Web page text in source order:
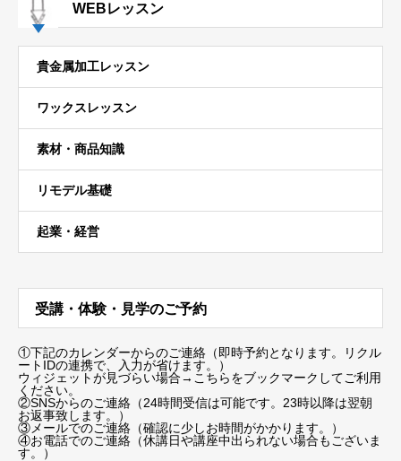
WEBレッスン
貴金属加工レッスン
ワックスレッスン
素材・商品知識
リモデル基礎
起業・経営
受講・体験・見学のご予約
①下記のカレンダーからのご連絡（即時予約となります。リクル
ートIDの連携で、入力が省けます。）
ウィジェットが見づらい場合→こちらをブックマーク してご利用
ください。
②SNSからのご連絡（24時間受信は可能です。23時以降は翌朝
お返事致します。）
③メールでのご連絡（確認に少しお時間がかかります。）
④お電話でのご連絡（休講日や講座中出られない場合もございま
す。）